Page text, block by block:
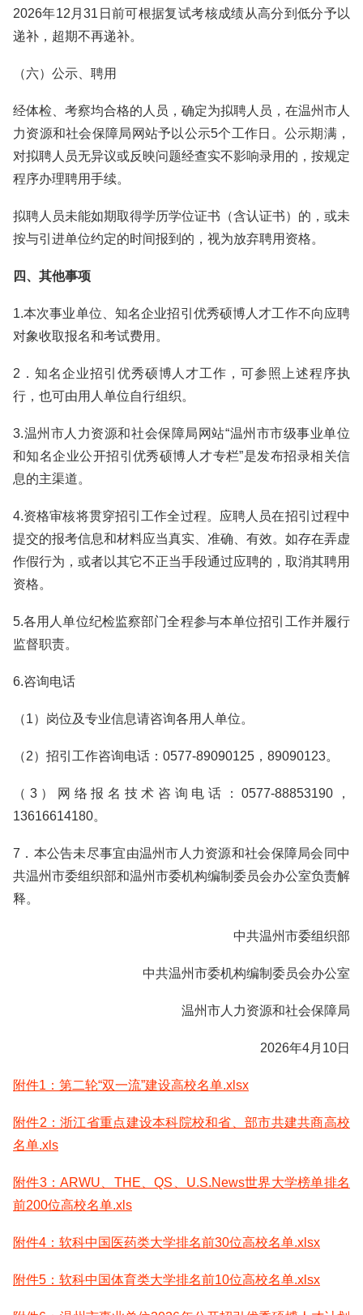
2026年12月31日前可根据复试考核成绩从高分到低分予以
递补，超期不再递补。
（六）公示、聘用
经体检、考察均合格的人员，确定为拟聘人员，在温州市人
力资源和社会保障局网站予以公示5个工作日。公示期满，
对拟聘人员无异议或反映问题经查实不影响录用的，按规定
程序办理聘用手续。
拟聘人员未能如期取得学历学位证书（含认证书）的，或未
按与引进单位约定的时间报到的，视为放弃聘用资格。
四、其他事项
1.本次事业单位、知名企业招引优秀硕博人才工作不向应聘
对象收取报名和考试费用。
2．知名企业招引优秀硕博人才工作，可参照上述程序执
行，也可由用人单位自行组织。
3.温州市人力资源和社会保障局网站“温州市市级事业单位
和知名企业公开招引优秀硕博人才专栏”是发布招录相关信
息的主渠道。
4.资格审核将贯穿招引工作全过程。应聘人员在招引过程中
提交的报考信息和材料应当真实、准确、有效。如存在弄虚
作假行为，或者以其它不正当手段通过应聘的，取消其聘用
资格。
5.各用人单位纪检监察部门全程参与本单位招引工作并履行
监督职责。
6.咨询电话
（1）岗位及专业信息请咨询各用人单位。
（2）招引工作咨询电话：0577-89090125，89090123。
（3）网络报名技术咨询电话：0577-88853190，
13616614180。
7．本公告未尽事宜由温州市人力资源和社会保障局会同中
共温州市委组织部和温州市委机构编制委员会办公室负责解
释。
中共温州市委组织部
中共温州市委机构编制委员会办公室
温州市人力资源和社会保障局
2026年4月10日
附件1：第二轮“双一流”建设高校名单.xlsx
附件2：浙江省重点建设本科院校和省、部市共建共商高校
名单.xls
附件3：ARWU、THE、QS、U.S.News世界大学榜单排名
前200位高校名单.xls
附件4：软科中国医药类大学排名前30位高校名单.xlsx
附件5：软科中国体育类大学排名前10位高校名单.xlsx